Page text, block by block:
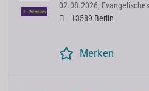
Premium
02.08.2026,
13589 Berlin
Merken